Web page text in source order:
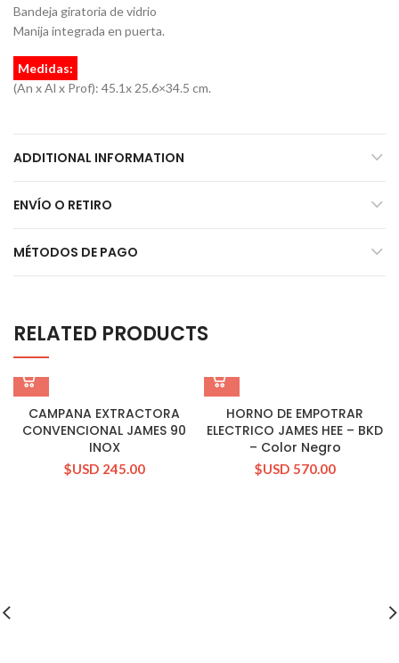
Bandeja giratoria de vidrio
Manija integrada en puerta.
Medidas:
(An x Al x Prof): 45.1x 25.6×34.5 cm.
ADDITIONAL INFORMATION
ENVÍO O RETIRO
MÉTODOS DE PAGO
RELATED PRODUCTS
CAMPANA EXTRACTORA
CONVENCIONAL JAMES 90
INOX
$USD 245.00
HORNO DE EMPOTRAR
ELECTRICO JAMES HEE – BKD
– Color Negro
$USD 570.00